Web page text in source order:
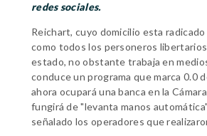
redes sociales.
Reichart, cuyo domicilio esta
como todos los personeros
estado, no obstante trabaja en
conduce un programa que marca 0.0
ahora ocupará una banca en la
fungirá de "levanta manos
señalado los operadores que